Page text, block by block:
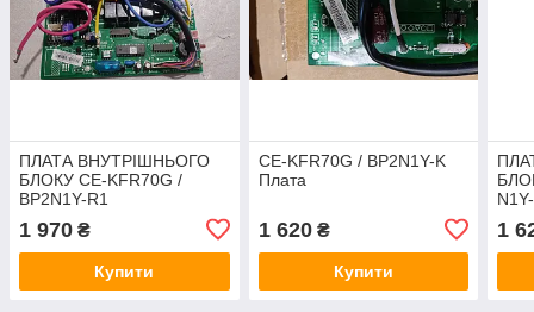
ПЛАТА ВНУТРІШНЬОГО
БЛОКУ CE-KFR70G /
BP2N1Y-R1
1 970 ₴
Купити
CE-KFR70G / BP2N1Y-K
Плата
1 620₴
Купити
1